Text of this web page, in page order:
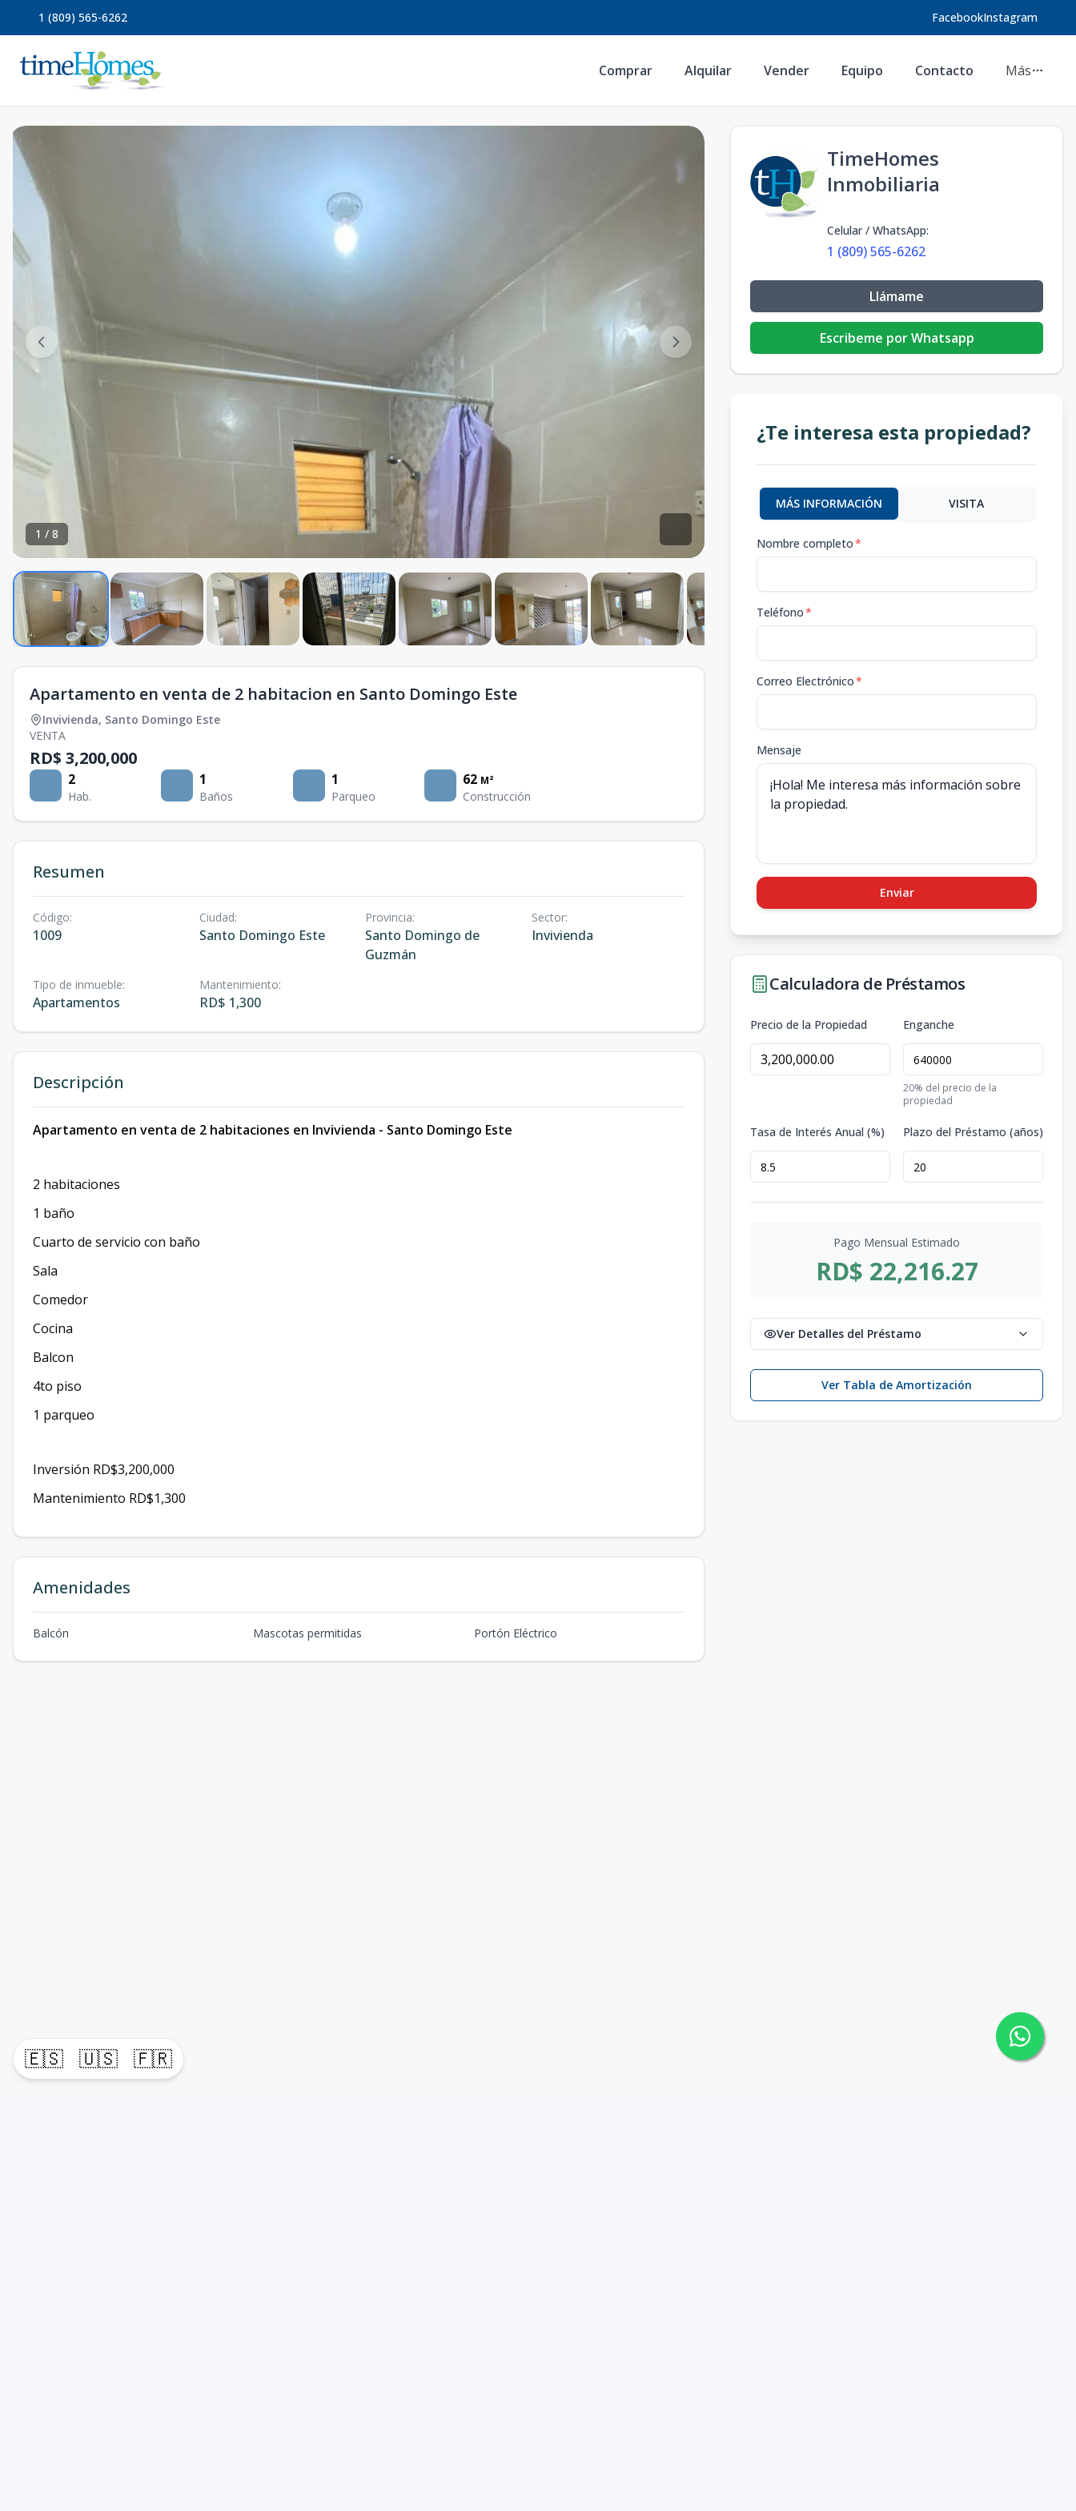
🇪🇸 🇺🇸 🇫🇷
1 (809) 565-6262 FacebookInstagram
Comprar Alquilar Vender Equipo Contacto Más
1 / 8
Apartamento en venta de 2 habitacion en Santo Domingo Este
Invivienda, Santo Domingo Este
VENTA
RD$ 3,200,000
2
Hab.
1
Baños
1
Parqueo
62 M²
Construcción
Resumen
Código:
1009
Ciudad:
Santo Domingo Este
Provincia:
Santo Domingo de
Guzmán
Sector:
Invivienda
Tipo de inmueble:
Apartamentos
Mantenimiento:
RD$ 1,300
Descripción
Apartamento en venta de 2 habitaciones en Invivienda - Santo Domingo Este
2 habitaciones
1 baño
Cuarto de servicio con baño
Sala
Comedor
Cocina
Balcon
4to piso
1 parqueo
Inversión RD$3,200,000
Mantenimiento RD$1,300
Amenidades
Balcón Mascotas permitidas Portón Eléctrico
TimeHomes
Inmobiliaria
Celular / WhatsApp:
1 (809) 565-6262
Llámame
Escribeme por Whatsapp
¿Te interesa esta propiedad?
MÁS INFORMACIÓN VISITA
Nombre completo*
Teléfono*
Correo Electrónico*
Mensaje
Enviar
Calculadora de Préstamos
Precio de la Propiedad Enganche
20% del precio de la
propiedad
Tasa de Interés Anual (%) Plazo del Préstamo (años)
Pago Mensual Estimado
RD$ 22,216.27
Ver Detalles del Préstamo
Ver Tabla de Amortización